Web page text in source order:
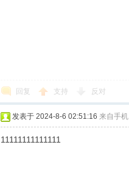
回复 支持 反对
发表于 2024-8-6 02:51:16 来自手机
11111111111111